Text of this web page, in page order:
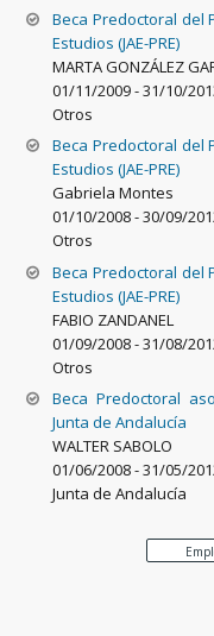
Beca Predoctoral del
Estudios (JAE-PRE)
MARTA GONZÁLEZ
01/11/2009-31/10/
Otros
Beca Predoctoral del
Estudios (JAE-PRE)
Gabriela Montes
01/10/2008-30/09/
Otros
Beca Predoctoral del
Estudios (JAE-PRE)
FABIO ZANDANEL
01/09/2008-31/08/
Otros
Beca Predoctoral
Junta de Andalucía
WALTER SABOLO
01/06/2008-31/05/
Junta de Andalucía